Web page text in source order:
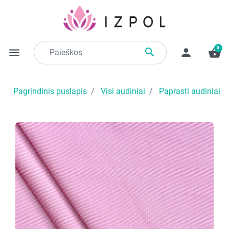
menu  person shopping_basket
0
Pagrindinis puslapis Visi audiniai Paprasti audiniai